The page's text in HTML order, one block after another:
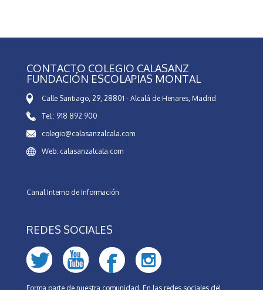
CONTACTO COLEGIO CALASANZ
FUNDACIÓN ESCOLAPIAS MONTAL
Calle Santiago, 29, 28801 - Alcalá de Henares, Madrid
Tel.: 918 892 900
colegio@calasanzalcala.com
Web: calasanzalcala.com
Canal Interno de Información
REDES SOCIALES
Forma parte de nuestra comunidad. En las redes sociales del